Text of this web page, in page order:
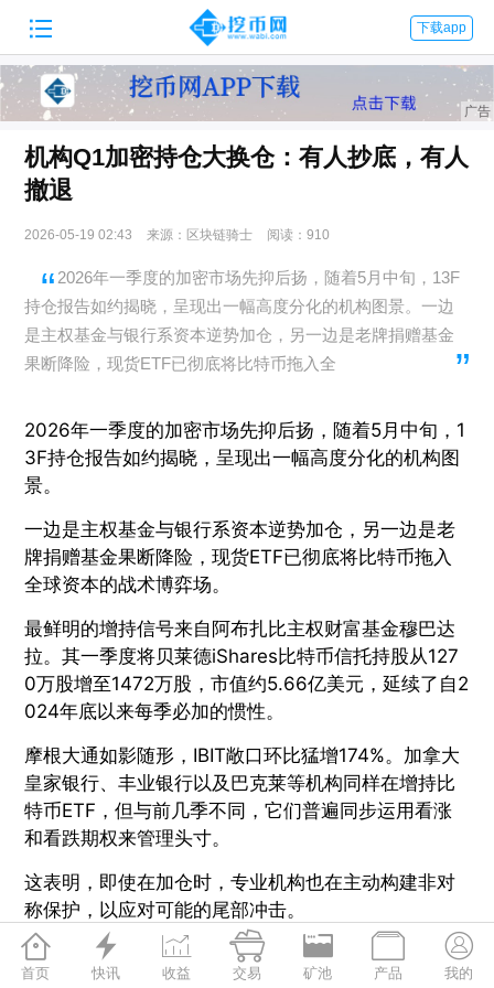
 下载app
机构Q1加密持仓大换仓：有人抄底，有人
撤退
2026-05-19 02:43 来源：区块链骑士 阅读：910
2026年一季度的加密市场先抑后扬，随着5月中旬，13F
持仓报告如约揭晓，呈现出一幅高度分化的机构图景。一边
是主权基金与银行系资本逆势加仓，另一边是老牌捐赠基金
果断降险，现货ETF已彻底将比特币拖入全
2026年一季度的加密市场先抑后扬，随着5月中旬，1
3F持仓报告如约揭晓，呈现出一幅高度分化的机构图
景。
一边是主权基金与银行系资本逆势加仓，另一边是老
牌捐赠基金果断降险，现货ETF已彻底将比特币拖入
全球资本的战术博弈场。
最鲜明的增持信号来自阿布扎比主权财富基金穆巴达
拉。其一季度将贝莱德iShares比特币信托持股从127
0万股增至1472万股，市值约5.66亿美元，延续了自2
024年底以来每季必加的惯性。
摩根大通如影随形，IBIT敞口环比猛增174%。加拿大
皇家银行、丰业银行以及巴克莱等机构同样在增持比
特币ETF，但与前几季不同，它们普遍同步运用看涨
和看跌期权来管理头寸。
这表明，即使在加仓时，专业机构也在主动构建非对
称保护，以应对可能的尾部冲击。
与上述趋势背道而驰的，是哈佛大学捐赠基金。该基
金曾是美国加密ETF持仓量最大的学术投资者之一，

首页

快讯

收益

交易

矿池

产品

我的